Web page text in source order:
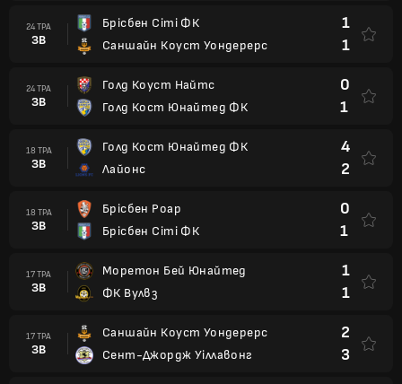
24 ТРА
ЗВ
Брісбен Сіті ФК
Саншайн Коуст Уондерерс
1
1
24 ТРА
ЗВ
Голд Коуст Найтс
Голд Кост Юнайтед ФК
0
1
18 ТРА
ЗВ
Голд Кост Юнайтед ФК
Лайонс
4
2
18 ТРА
ЗВ
Брісбен Роар
Брісбен Сіті ФК
0
1
17 ТРА
ЗВ
Моретон Бей Юнайтед
ФК Вулвз
1
1
17 ТРА
ЗВ
Саншайн Коуст Уондерерс
Сент-Джордж Уіллавонг
2
3